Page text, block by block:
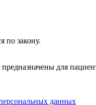
по закону.
для
данных